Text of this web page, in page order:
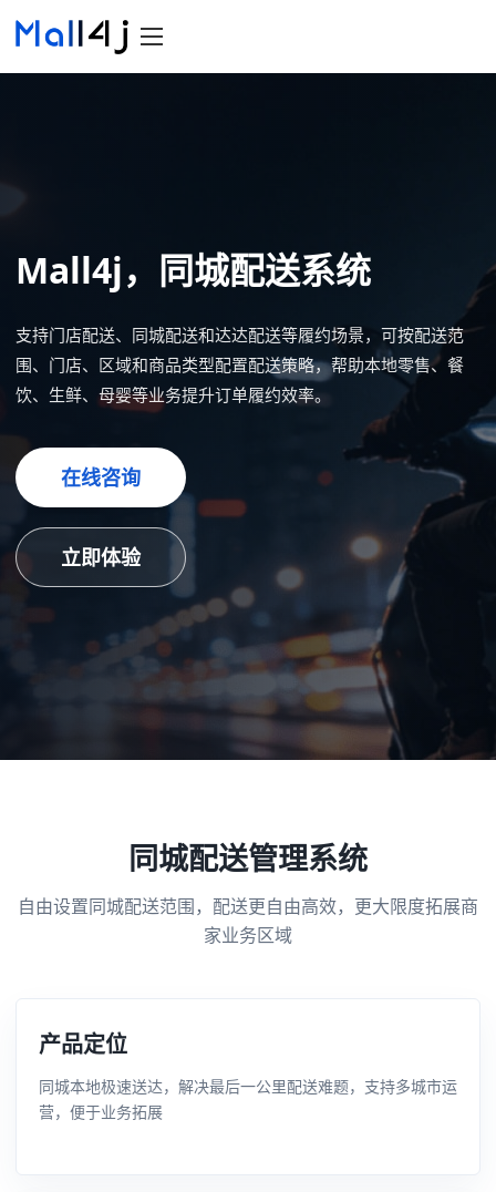
Mall4j，同城配送系统
支持门店配送、同城配送和达达配送等履约场景，可按配送范
围、门店、区域和商品类型配置配送策略，帮助本地零售、餐
饮、生鲜、母婴等业务提升订单履约效率。
在线咨询
立即体验
同城配送管理系统
自由设置同城配送范围，配送更自由高效，更大限度拓展商
家业务区域
产品定位
同城本地极速送达，解决最后一公里配送难题，支持多城市运
营，便于业务拓展